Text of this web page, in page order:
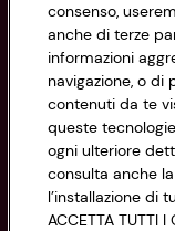
Cookie Policy
Impostazioni
Accessibilità
CONAD
Via Michelino, 59
Codice Fiscale e
di Bologna
PARTITA IVA
consenso,
anche di terze
informazioni
navigazione, o di
contenuti da te
queste
ogni ulteriore
consulta anche
l’installazione di
ACCETTA TUTTI